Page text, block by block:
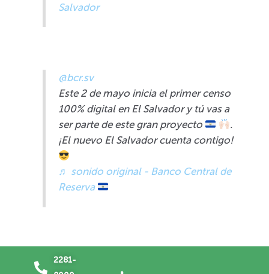
Salvador
@bcr.sv
Este 2 de mayo inicia el primer censo
100% digital en El Salvador y tú vas a
ser parte de este gran proyecto
.
¡El nuevo El Salvador cuenta contigo!
♬ sonido original - Banco Central de
Reserva
2281-